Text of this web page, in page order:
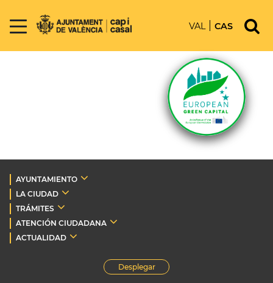
VAL CAS
AYUNTAMIENTO
LA CIUDAD
TRÁMITES
ATENCIÓN CIUDADANA
ACTUALIDAD
Desplegar